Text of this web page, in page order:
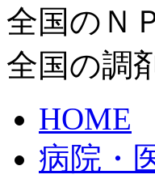
全国のＮ
全国の調
HOME
病院・